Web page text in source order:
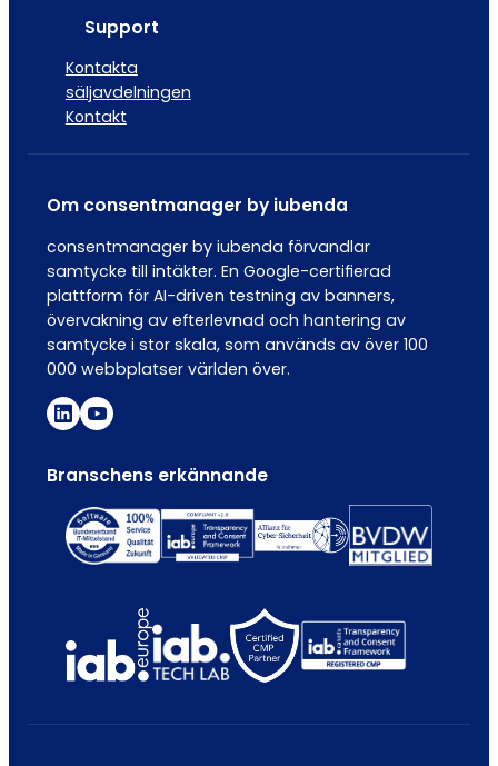
Support
Kontakta
säljavdelningen
Kontakt
Om consentmanager by iubenda
consentmanager by iubenda förvandlar
samtycke till intäkter. En Google-certifierad
plattform för AI-driven testning av banners,
övervakning av efterlevnad och hantering av
samtycke i stor skala, som används av över 100
000 webbplatser världen över.
Branschens erkännande